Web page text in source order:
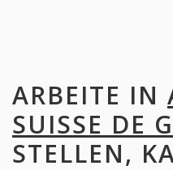
ARBEITE IN
SUISSE DE
STELLEN,